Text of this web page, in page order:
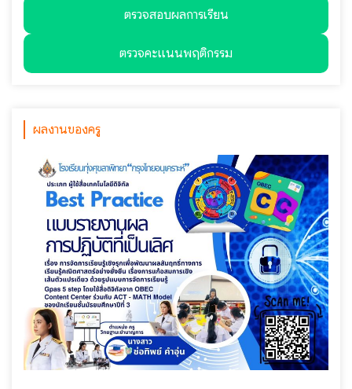
ตรวจสอบผลการเรียน
ตรวจคะแนนพฤติกรรม
ผลงานของครู